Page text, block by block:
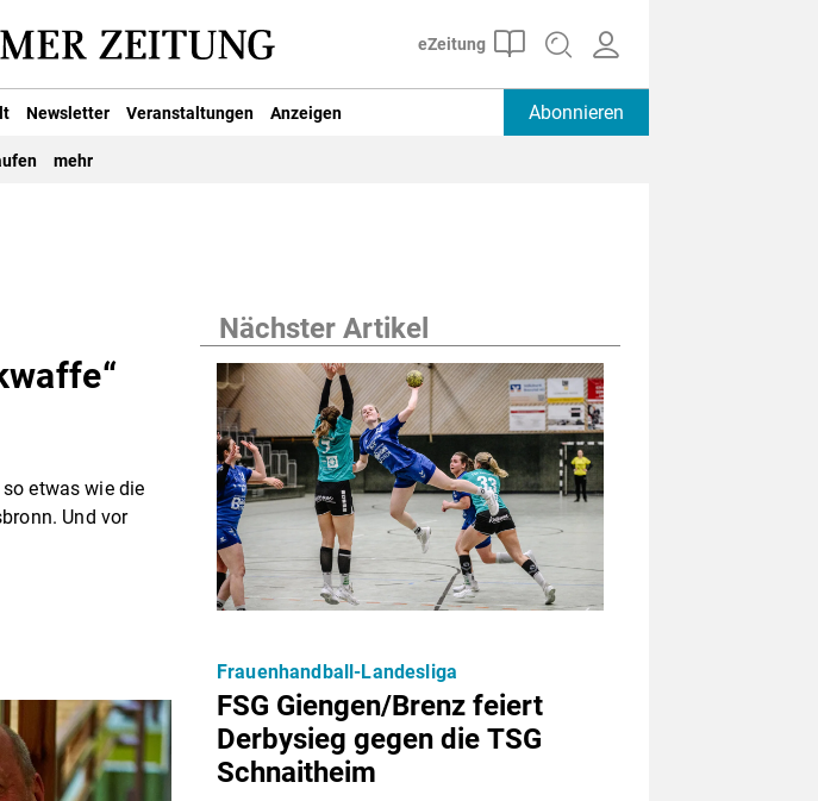
Newsletter Veranstaltungen Anzeigen Abonnieren
mehr
etwas wie die
Und vor
Nächster Artikel
FSG Giengen/Brenz feiert
Derbysieg gegen die TSG
Schnaitheim
Frauenhandball-Landesliga